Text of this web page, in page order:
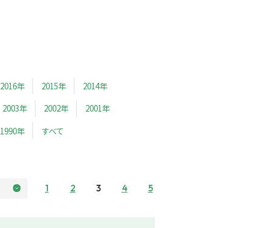
2016年 2015年
2014年
2003年 2002年
2001年
1990年 すべて
1 2 3 4 5